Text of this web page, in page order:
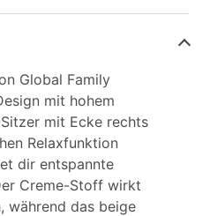
Global Family
mit hohem
mit Ecke rechts
Relaxfunktion
dir entspannte
Creme-Stoff wirkt
während das beige